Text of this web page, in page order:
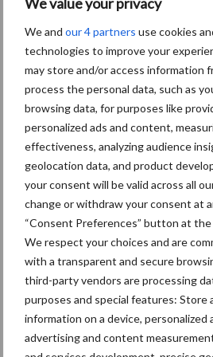
We and our 4 partners use cookies
technologies to improve your
may store and/or access information
process the personal data, such as
browsing data, for purposes like
personalized ads and content,
effectiveness, analyzing audience
geolocation data, and product
your consent will be valid across all
change or withdraw your consent at
“Consent Preferences” button at
We respect your choices and are
with a transparent and secure
third-party vendors are processing
purposes and special features: Store
information on a device,
advertising and content
Figuur 2: Deze en volgende week
maand een vrij sterke droge anomalie,
opnieuw een te droge periode (rechts).
Bron:WeerPlaza
Aanbevolen voor jou!
“Hoge
schijven voor